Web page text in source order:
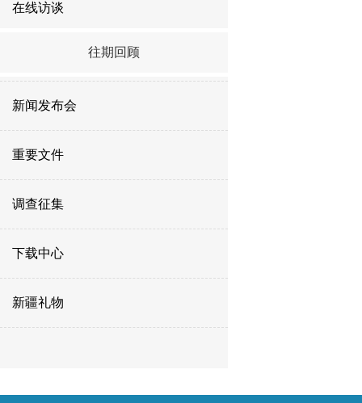
在线访谈
往期回顾
新闻发布会
重要文件
调查征集
下载中心
新疆礼物